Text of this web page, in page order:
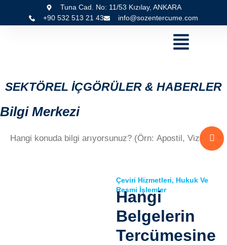
Tuna Cad. No: 11/53 Kızılay, ANKARA
+90 532 513 21 43
info@sozentercume.com
SEKTÖREL İÇGÖRÜLER & HABERLER
Bilgi Merkezi
Çeviri Hizmetleri, Hukuk Ve
Resmi İşlemler
Hangi
Belgelerin
Tercümesine